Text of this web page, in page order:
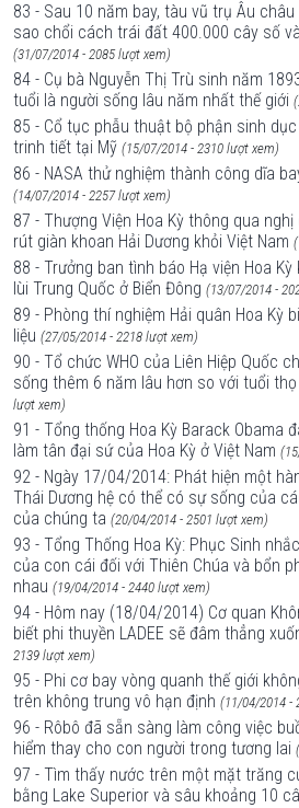
83 - Sau 10 năm bay, tàu vũ trụ Âu
sao chổi cách trái đất 400.000 cây số
(31/07/2014 - 2085 lượt xem)
84 - Cụ bà Nguyễn Thị Trù sinh năm
tuổi là người sống lâu năm nhất thế giới
85 - Cổ tục phẫu thuật bộ phận sinh
trinh tiết tại Mỹ (15/07/2014 - 2310 lượt xem)
86 - NASA thử nghiệm thành công dĩa
(14/07/2014 - 2257 lượt xem)
87 - Thượng Viện Hoa Kỳ thông qua
rút giàn khoan Hải Dương khỏi Việt Nam
88 - Trưởng ban tình báo Hạ viện Hoa
lùi Trung Quốc ở Biển Đông (13/07/2014 -
89 - Phòng thí nghiệm Hải quân Hoa Kỳ
liệu (27/05/2014 - 2218 lượt xem)
90 - Tổ chức WHO của Liên Hiệp Quốc
sống thêm 6 năm lâu hơn so với tuổi
lượt xem)
91 - Tổng thống Hoa Kỳ Barack Obama
làm tân đại sứ của Hoa Kỳ ở Việt Nam
92 - Ngày 17/04/2014: Phát hiện một
Thái Dương hệ có thể có sự sống của
của chúng ta (20/04/2014 - 2501 lượt xem)
93 - Tổng Thống Hoa Kỳ: Phục Sinh
của con cái đối với Thiên Chúa và bổn
nhau (19/04/2014 - 2440 lượt xem)
94 - Hôm nay (18/04/2014) Cơ quan
biết phi thuyền LADEE sẽ đâm thẳng
2139 lượt xem)
95 - Phi cơ bay vòng quanh thế giới
trên không trung vô hạn định (11/04/2014 -
96 - Rôbô đã sẵn sàng làm công việc
hiểm thay cho con người trong tương lai
97 - Tìm thấy nước trên một mặt trăng
bằng Lake Superior và sâu khoảng 10